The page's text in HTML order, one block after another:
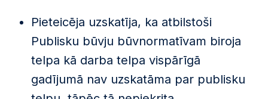
Pieteicēja uzskatīja, ka atbilstoši
Publisku būvju būvnormatīvam biroja
telpa kā darba telpa vispārīgā
gadījumā nav uzskatāma par publisku